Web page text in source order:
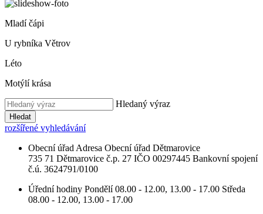
Mladí čápi
U rybníka Větrov
Léto
Motýlí krása
Hledaný výraz
Hledat
rozšířené vyhledávání
Obecní úřad Adresa Obecní úřad Dětmarovice
735 71 Dětmarovice č.p. 27 IČO 00297445 Bankovní spojení
č.ú. 3624791/0100
Úřední hodiny Pondělí 08.00 - 12.00, 13.00 - 17.00 Středa
08.00 - 12.00, 13.00 - 17.00